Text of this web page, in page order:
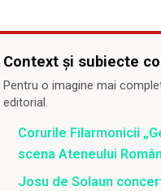
Context și subiecte
Pentru o imagine mai
editorial.
Corurile Filarmonicii
scena Ateneului
Josu de Solaun